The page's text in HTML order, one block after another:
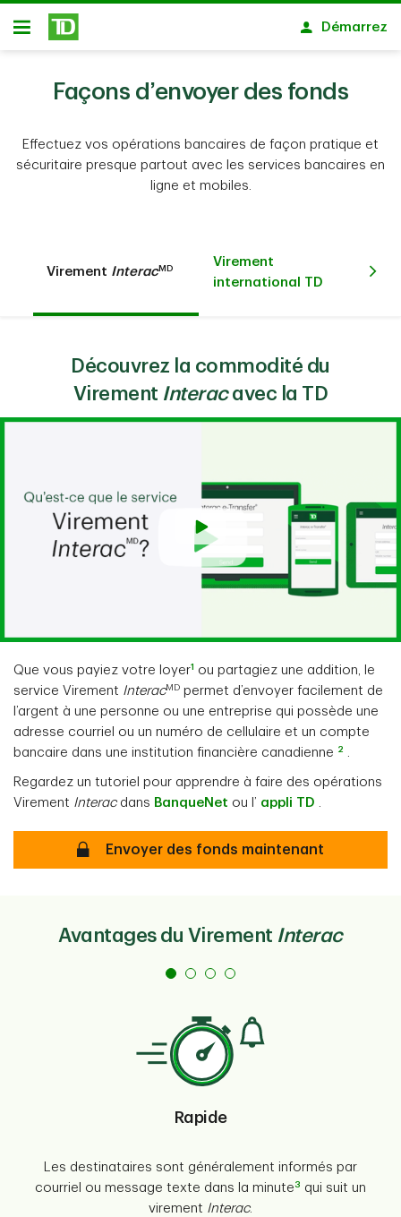
Passer au contenu principal
Ouvert
Démarrez
Façons d’envoyer des fonds
Effectuez vos opérations bancaires de façon pratique et
sécuritaire presque partout avec les services bancaires en
ligne et mobiles.
Virement InteracMD
Virement
international TD
Découvrez la commodité du
Virement Interacavec la TD
Que vous payiez votre loyer1
ou partagiez une addition, le
service Virement InteracMD permet d’envoyer facilement de
l’argent à une personne ou une entreprise qui possède une
adresse courriel ou un numéro de cellulaire et un compte
bancaire dans une institution financière canadienne 2 .
Regardez un tutoriel pour apprendre à faire des opérations
Virement Interacdans BanqueNet ou l’ appli TD .
SécuriséEnvoyer des fonds maintenant
Avantages du Virement Interac
Rapide
Les destinataires sont généralement informés par
courriel ou message texte dans la minute 3 qui suit un
virement Interac.